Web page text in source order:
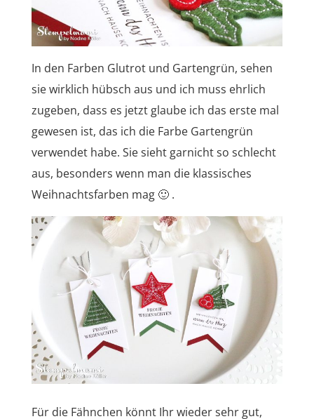
In den Farben Glutrot und Gartengrün, sehen
sie wirklich hübsch aus und ich muss ehrlich
zugeben, dass es jetzt glaube ich das erste mal
gewesen ist, das ich die Farbe Gartengrün
verwendet habe. Sie sieht garnicht so schlecht
aus, besonders wenn man die klassisches
Weihnachtsfarben mag 🙂 .
Für die Fähnchen könnt Ihr wieder sehr gut,